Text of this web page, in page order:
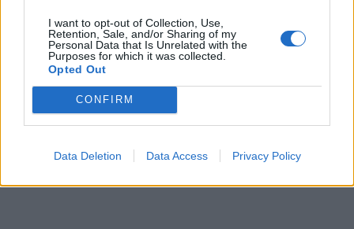
I want to opt-out of Collection, Use,
Retention, Sale, and/or Sharing of my
Personal Data that Is Unrelated with the
Purposes for which it was collected.
Opted Out
CONFIRM
Data Deletion Data Access Privacy Policy